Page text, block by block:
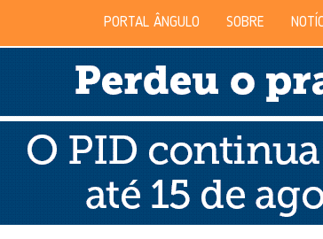
PORTAL ÂNGULO SOBRE